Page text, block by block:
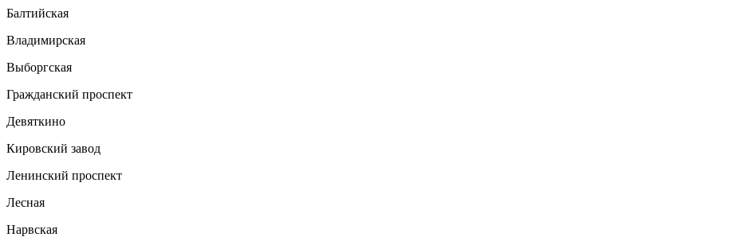
Балтийская
Владимирская
Выборгская
Гражданский проспект
Девяткино
Кировский завод
Ленинский проспект
Лесная
Нарвская